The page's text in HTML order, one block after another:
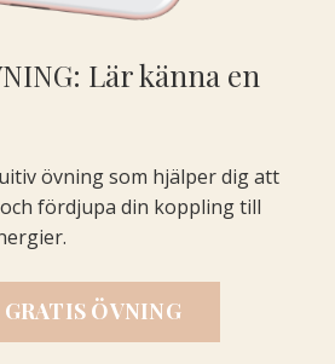
Lär känna en
övning som hjälper dig att
fördjupa din koppling till
ÖVNING